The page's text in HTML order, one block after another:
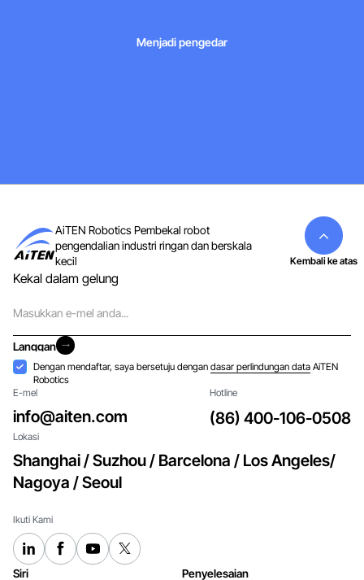
Menjadi pengedar
AiTEN Robotics Pembekal robot
pengendalian industri ringan dan berskala
kecil
Kekal dalam gelung
mel
Langgan
Langgan
Penerimaan
Dengan mendaftar, saya bersetuju dengan dasar perlindungan dataAiTEN
Robotics
E-mel
info@aiten.com
Hotline
(86) 400-106-0508
Lokasi
Shanghai / Suzhou / Barcelona / Los Angeles/
Nagoya / Seoul
Ikuti Kami
Siri Penyelesaian
Kembali ke atas